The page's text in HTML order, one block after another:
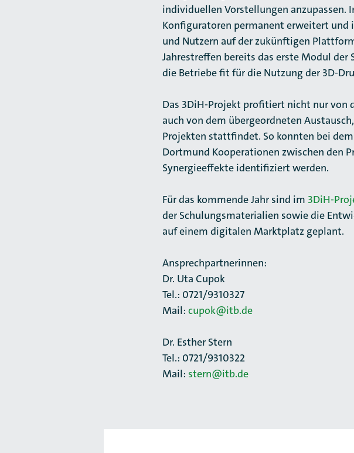
individuellen Vorstellungen
Konfiguratoren permanent erweitert
und Nutzern auf der zukünftigen
Jahrestreffen bereits das erste Modul
die Betriebe fit für die Nutzung der 3D-
Das 3DiH-Projekt profitiert nicht nur von
auch von dem übergeordneten
Projekten stattfindet. So konnten bei
Dortmund Kooperationen zwischen den
Synergieeffekte identifiziert werden.
Für das kommende Jahr sind im 3DiH-
der Schulungsmaterialien sowie die
auf einem digitalen Marktplatz geplant.
Ansprechpartnerinnen:
Dr. Uta Cupok
Tel.: 0721/9310327
Mail: cupok@itb.de
Dr. Esther Stern
Tel.: 0721/9310322
Mail: stern@itb.de